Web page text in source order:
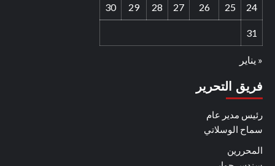
24
25
26
27
28
29
30
31
« يناير
فريق التحرير
رئيس مدير عام
سماح الوسلاتي
المحررين